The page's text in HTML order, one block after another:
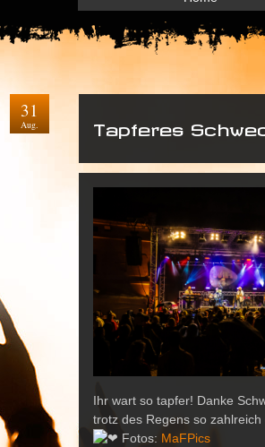
31
Aug. Tapferes
Ihr wart so tapfer! Danke
trotz des Regens so
Fotos: MaFPics